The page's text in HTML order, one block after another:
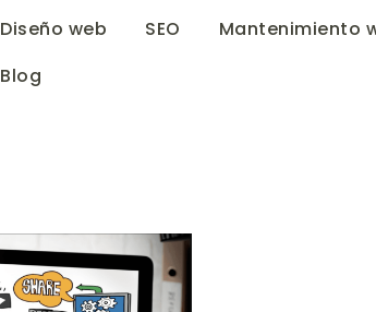
Diseño web SEO Mantenimiento
Blog